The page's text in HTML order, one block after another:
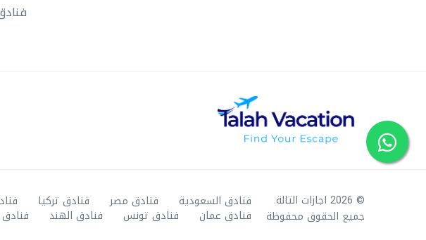
© 2026 اجازات التالة.
جميع الحقوق محفوظة
فنادق السعودية فنادق مصر فنادق تركيا
فنادق عمان فنادق تونس فنادق الهند فنادق